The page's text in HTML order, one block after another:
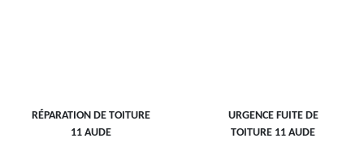
RÉPARATION DE TOITURE
11 AUDE
URGENCE FUITE DE
TOITURE 11 AUDE